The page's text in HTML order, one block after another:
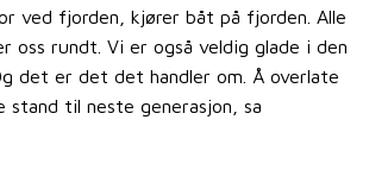
ved fjorden, kjører båt på fjorden. Alle
oss rundt. Vi er også veldig glade i den
det er det det handler om. Å overlate
stand til neste generasjon, sa